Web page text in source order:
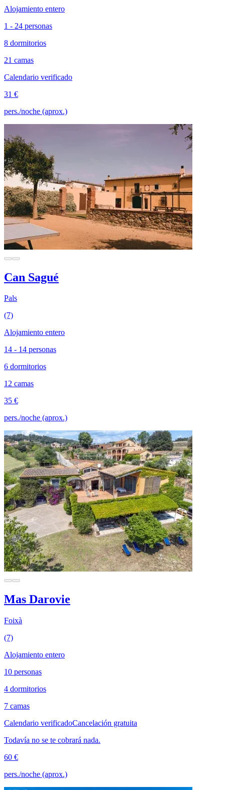
Alojamiento entero
1 - 24 personas
8 dormitorios
21 camas
Calendario verificado
31 €
pers./noche (aprox.)
Can Sagué
Pals
(7)
Alojamiento entero
14 - 14 personas
6 dormitorios
12 camas
35 €
pers./noche (aprox.)
Mas Darovie
Foixà
(7)
Alojamiento entero
10 personas
4 dormitorios
7 camas
Calendario verificadoCancelación gratuita
Todavía no se te cobrará nada.
60 €
pers./noche (aprox.)